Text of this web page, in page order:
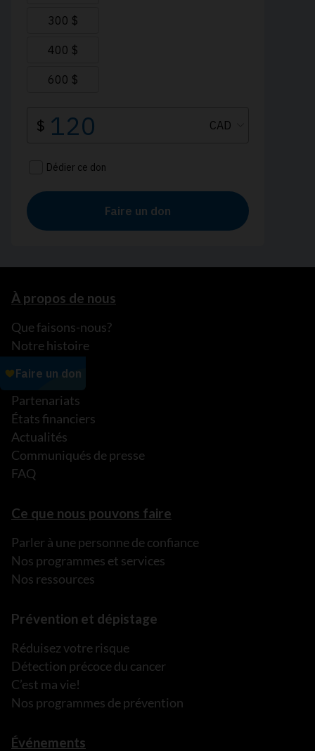
À propos de nous
Que faisons-nous?
Notre histoire
Notre équipe
Partenariats
États financiers
Actualités
Communiqués de presse
FAQ
Ce que nous pouvons faire
Parler à une personne de confiance
Nos programmes et services
Nos ressources
Prévention et dépistage
Réduisez votre risque
Détection précoce du cancer
C’est ma vie!
Nos programmes de prévention
Événements